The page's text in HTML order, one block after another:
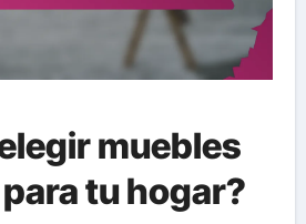
muebles
tu hogar?